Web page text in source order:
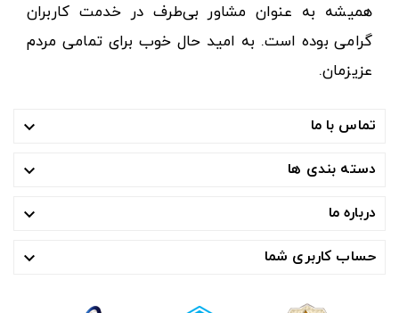
همیشه به عنوان مشاور بی‌طرف در خدمت کاربران
گرامی بوده است. به امید حال خوب برای تمامی مردم
عزیزمان.
تماس با ما 
دسته بندی ها 
درباره ما 
حساب کاربری شما 